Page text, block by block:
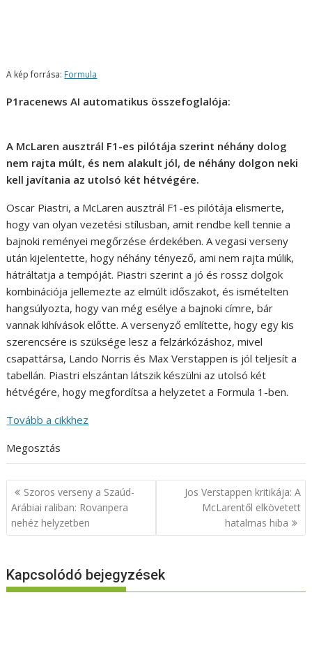
A kép forrása: Formula
P1racenews AI automatikus összefoglalója:
A McLaren ausztrál F1-es pilótája szerint néhány dolog
nem rajta múlt, és nem alakult jól, de néhány dolgon neki
kell javítania az utolsó két hétvégére.
Oscar Piastri, a McLaren ausztrál F1-es pilótája elismerte,
hogy van olyan vezetési stílusban, amit rendbe kell tennie a
bajnoki reményei megőrzése érdekében. A vegasi verseny
után kijelentette, hogy néhány tényező, ami nem rajta múlik,
hátráltatja a tempóját. Piastri szerint a jó és rossz dolgok
kombinációja jellemezte az elmúlt időszakot, és ismételten
hangsúlyozta, hogy van még esélye a bajnoki címre, bár
vannak kihívások előtte. A versenyző említette, hogy egy kis
szerencsére is szüksége lesz a felzárkózáshoz, mivel
csapattársa, Lando Norris és Max Verstappen is jól teljesít a
tabellán. Piastri elszántan látszik készülni az utolsó két
hétvégére, hogy megfordítsa a helyzetet a Formula 1-ben.
Tovább a cikkhez
Megosztás
Bejegyzés
navigáció
Szoros verseny a Szaúd-
Arábiai raliban: Rovanpera
nehéz helyzetben
Jos Verstappen kritikája: A
McLarentől elkövetett
hatalmas hiba
Kapcsolódó bejegyzések